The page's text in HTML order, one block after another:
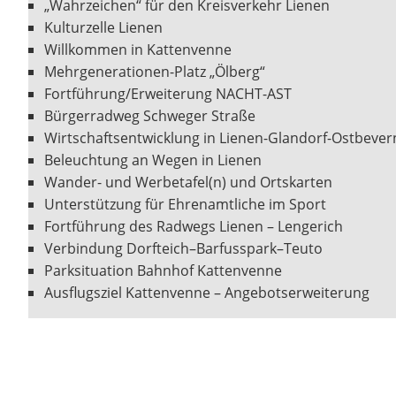
„Wahrzeichen“ für den Kreisverkehr Lienen
Kulturzelle Lienen
Willkommen in Kattenvenne
Mehrgenerationen-Platz „Ölberg“
Fortführung/Erweiterung NACHT-AST
Bürgerradweg Schweger Straße
Wirtschaftsentwicklung in Lienen-Glandorf-
Beleuchtung an Wegen in Lienen
Wander- und Werbetafel(n) und Ortskarten
Unterstützung für Ehrenamtliche im Sport
Fortführung des Radwegs Lienen – Lengerich
Verbindung Dorfteich–Barfusspark–Teuto
Parksituation Bahnhof Kattenvenne
Ausflugsziel Kattenvenne – Angebotserweiterung